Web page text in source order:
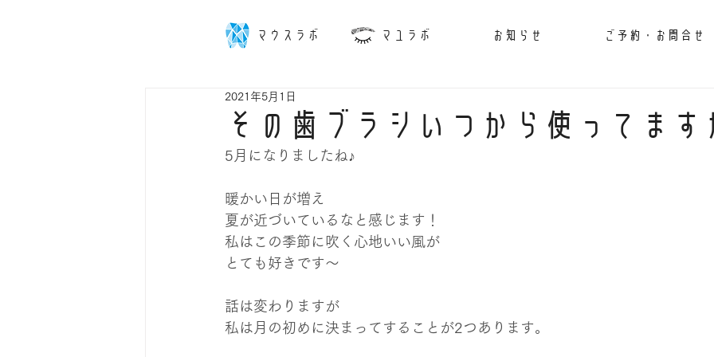
マウスラボ マユラボ お知らせ ご予約・お問合せ
その歯ブラシいつから使ってます
2021年5月1日
5月になりましたね♪
暖かい日が増え
夏が近づいているなと感じます！
私はこの季節に吹く心地いい風が
とても好きです～
話は変わりますが
私は月の初めに決まってすることが2つあります。